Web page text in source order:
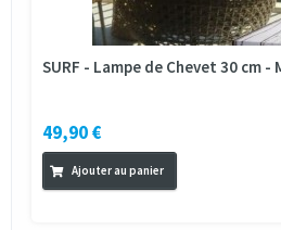
SURF - Lampe de Chevet 30 cm -
49,90 €
Ajouter au panier